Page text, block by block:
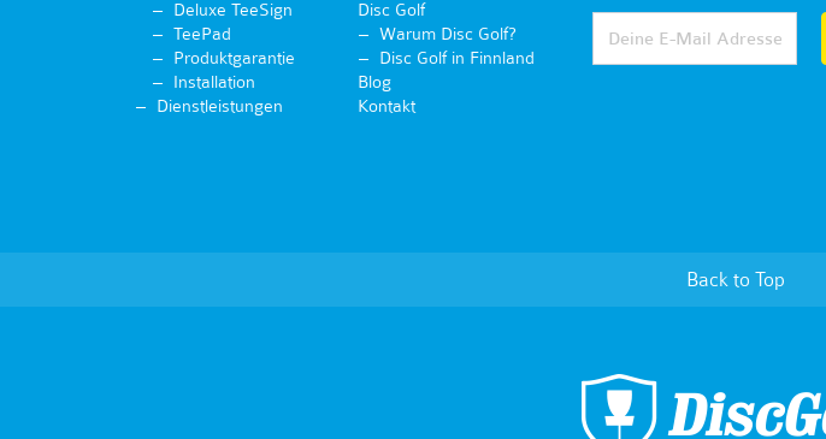
Deluxe TeeSign
TeePad
Produktgarantie
Installation
Dienstleistungen
Disc Golf
Warum Disc Golf?
Disc Golf in Finnland
Blog
Kontakt
Back to Top